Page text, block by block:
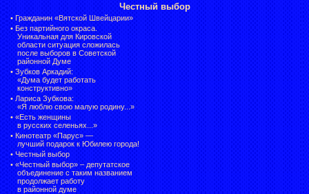
Честный выбор
• Гражданин «Вятской Швейцарии»
• Без партийного окраса.
Уникальная для Кировской
области ситуация сложилась
после выборов в Советской
районной Думе
• Зубков Аркадий:
«Дума будет работать
конструктивно»
• Лариса Зубкова:
«Я люблю свою малую родину...»
• «Есть женщины
в русских селеньях...»
• Кинотеатр «Парус» —
лучший подарок к Юбилею города!
• Честный выбор
• «Честный выбор» – депутатское
объединение с таким названием
продолжает работу
в районной думе